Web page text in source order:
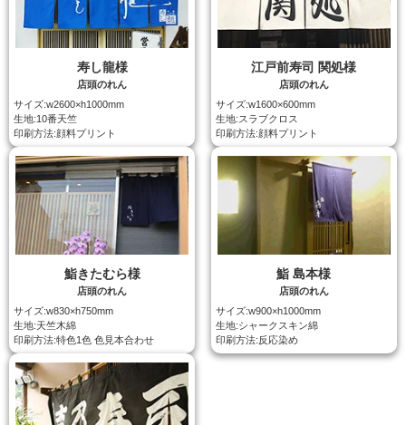
寿し龍様
店頭のれん
サイズ:w2600×h1000mm
生地:10番天竺
印刷方法:顔料プリント
江戸前寿司 関処様
店頭のれん
サイズ:w1600×600mm
生地:スラブクロス
印刷方法:顔料プリント
鮨きたむら様
店頭のれん
サイズ:w830×h750mm
生地:天竺木綿
印刷方法:特色1色 色見本合わせ
鮨 島本様
店頭のれん
サイズ:w900×h1000mm
生地:シャークスキン綿
印刷方法:反応染め